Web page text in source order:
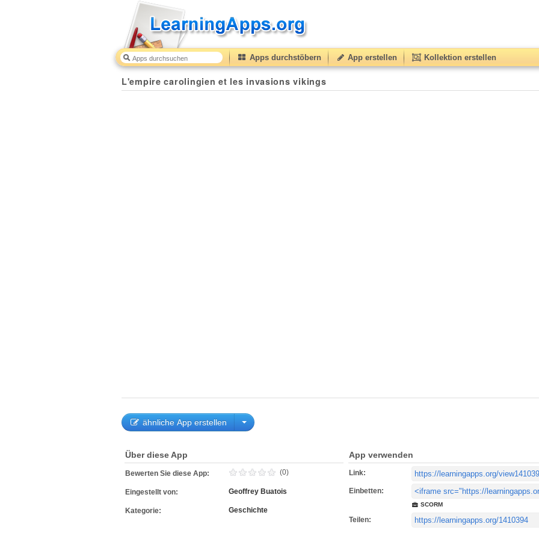
Apps durchstöbern App erstellen Kollektion erstellen
L'empire carolingien et les invasions vikings
ähnliche App erstellen
Über diese App
Bewerten Sie diese App: (0)
Eingestellt von: Geoffrey Buatois
Kategorie: Geschichte
App verwenden
Link:
Einbetten:
SCORM
Teilen: